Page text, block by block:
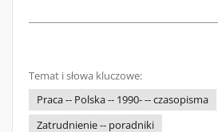
Temat i słowa kluczowe:
Praca -- Polska -- 1990- -- czasopisma
Zatrudnienie -- poradniki